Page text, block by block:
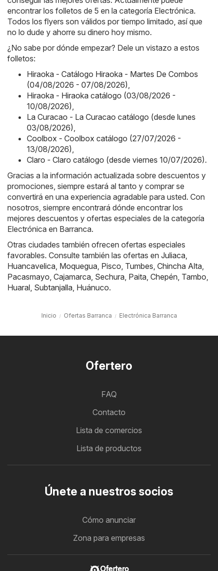
encontrar los folletos de 5 en la categoría Electrónica.
Todos los flyers son válidos por tiempo limitado, así que
no lo dude y ahorre su dinero hoy mismo.
¿No sabe por dónde empezar? Dele un vistazo a estos
folletos:
Hiraoka - Catálogo Hiraoka - Martes De Combos
(04/08/2026 - 07/08/2026),
Hiraoka - Hiraoka catálogo (03/08/2026 -
10/08/2026),
La Curacao - La Curacao catálogo (desde lunes
03/08/2026),
Coolbox - Coolbox catálogo (27/07/2026 -
13/08/2026),
Claro - Claro catálogo (desde viernes 10/07/2026).
Gracias a la información actualizada sobre descuentos y
promociones, siempre estará al tanto y comprar se
convertirá en una experiencia agradable para usted. Con
nosotros, siempre encontrará dónde encontrar los
mejores descuentos y ofertas especiales de la categoría
Electrónica en Barranca.
Otras ciudades también ofrecen ofertas especiales
favorables. Consulte también las ofertas en Juliaca,
Huancavelica, Moquegua, Pisco, Tumbes, Chincha Alta,
Pacasmayo, Cajamarca, Sechura, Paita, Chepén, Tambo,
Huaral, Subtanjalla, Huánuco.
Inicio Ofertas Barranca Electrónica Barranca
Ofertero
FAQ
Contacto
Lista de comercios
Lista de productos
Únete a nuestros socios
Cómo anunciar
Zona para empresas